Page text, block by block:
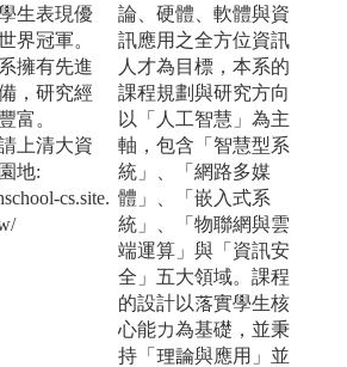
生表現優
界冠軍。
擁有先進
，研究經
富。
上清大資
地:
cs.site.
論、硬體、軟體與資
訊應用之全方位資訊
人才為目標，本系的
課程規劃與研究方向
以「人工智慧」為主
軸，包含「智慧型系
統」、「網路多媒
體」、「嵌入式系
統」、「物聯網與雲
端運算」與「資訊安
全」五大領域。課程
的設計以落實學生核
心能力為基礎，並秉
持「理論與應用」並